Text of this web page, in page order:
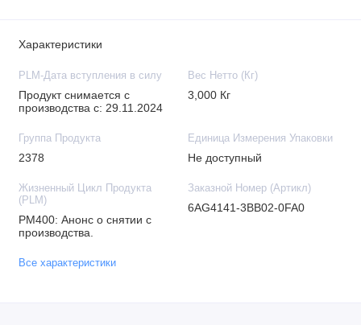
Характеристики
PLM-Дата вступления в силу
Продукт снимается с
производства с: 29.11.2024
Вес Нетто (Кг)
3,000 Кг
Группа Продукта
2378
Единица Измерения Упаковки
Не доступный
Жизненный Цикл Продукта
(PLM)
PM400: Анонс о снятии с
производства.
Заказной Номер (Артикл)
6AG4141-3BB02-0FA0
Все характеристики